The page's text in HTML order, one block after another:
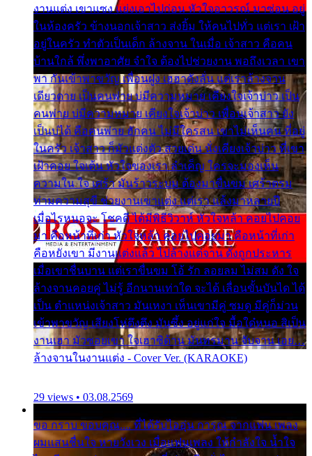
งานแต่ง เขาแซง แย่งเอาไปก่อน หัวใจอาวรณ์ มาซ่อน อยู่
ในห้องครัว ข้างนอกเจ้าสาว ส่งยิ้ม ให้คนไปทั่ว แต่เรา เฝ้า
อยู่ในครัว ทำตัวเป็นเด็ก ล้างจาน ในเมื่อ เจ้าสาว คือคน
บ้านใกล้ พึ่งพาอาศัย จำใจ ต้องไปช่วยงาน พอถึงเวลา เขา
พา กันเข้าพาขวัญ เพื่อนฝูง เฮฮาดังลั่น แต่เราล้างจาน
เดียวดาย เป็นคนพ่าย บ่มีความหมาย เคียงใจเจ้าบ่าว เป็น
คนพ่าย บ่มีความหมาย เคียงใจเจ้าบ่าว เพื่อนเจ้าสาว ยัง
เป็นบ่ได้ คือคนพ่าย ฮักคน ไม่มีใครสน เขาไม่เห็นคน ที่อยู่
ในครัว เจ้าสาว ก็มัวแต่งตัว สวยเด่น นั่งเคียงเจ้าบ่าว ที่เขา
เฝ้าคอย ใจเต้น หัวใจของเรา ลำเค็ญ ใครจะมองเห็น
ความใน ใจ เศร้า มันร้าวระบม ต้องมาขื่นขม เศร้าตรม
ท่ามความสุขี ช่วยงานเขาแต่ง แต่เรา แล้งมาหลายปี
เมื่อไรหนอจะ โชคดี ได้มีพิธีวิวาห์ หัวใจหล้า คอยไปคอย
มา คือหน้าที่เก่า หัวใจหล้า คอยไปคอยมา คือหน้าที่เก่า
คือหยังเขา มีงานแต่งแล้ว ไปล้างแต่จาน ดั่งถูกประหาร
เมื่อเขาชื่นบาน แต่เราขื่นขม โอ้ รัก ลอยลม ไม่สม ดัง ใจ
ล้างจานคอยคู่ ไม่รู้ อีกนานเท่าใด จะได้ เลื่อนขั้นบันได ได้
เป็น ตำแหน่งเจ้าสาว มันเหงา เห็นเขามีคู่ ซมดู มีคู่ก็ม่วน
เข้าพาขวัญ เสียงโห่ตึงตึง มันซึ้ง อยู่แก่ใจ มื้อใด๋หนอ สิเป็น
งานเฮา มัวซอยเขา ใจเฮาซิด้าน มันทรมาน จับจาน เอย…
ล้างจานในงานแต่ง - Cover Ver. (KARAOKE)
29 views • 03.08.2569
ขอ กราบ ขอบคุณ.... ที่ได้รับไออุ่น การุณ จากแฟน เพลง
ผมแสนชื่นใจ หายวังเวง เมื่อแฟนเพลง ให้กำลังใจ น้ำใจ